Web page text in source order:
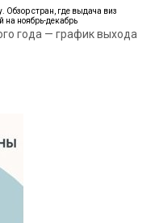
Обзор стран, где выдача виз
на ноябрь-декабрь
года — график выхода